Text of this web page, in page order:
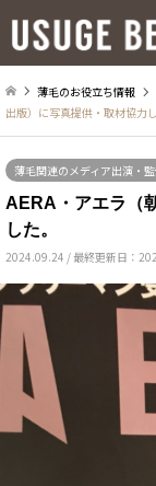
薄毛のお役立ち情報
出版）に写真提供・取材協力
薄毛関連のメディア出演・
AERA・アエラ（
した。
2024.09.24 / 最終更新日：